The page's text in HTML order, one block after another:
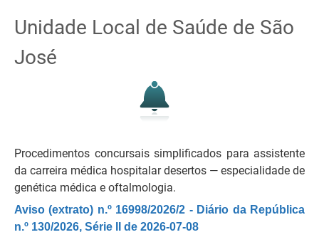
Unidade Local de Saúde de São
José
Procedimentos concursais simplificados para assistente
da carreira médica hospitalar desertos ― especialidade de
genética médica e oftalmologia.
Aviso (extrato) n.º 16998/2026/2 - Diário da República
n.º 130/2026, Série II de 2026-07-08